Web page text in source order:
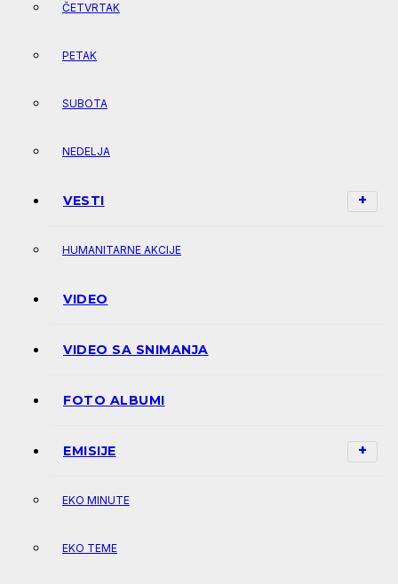
ČETVRTAK
PETAK
SUBOTA
NEDELJA
VESTI
HUMANITARNE AKCIJE
VIDEO
VIDEO SA SNIMANJA
FOTO ALBUMI
EMISIJE
EKO MINUTE
EKO TEME